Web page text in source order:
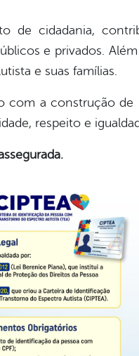
de cidadania,
e privados.
e suas famílias.
com a construção
respeito e